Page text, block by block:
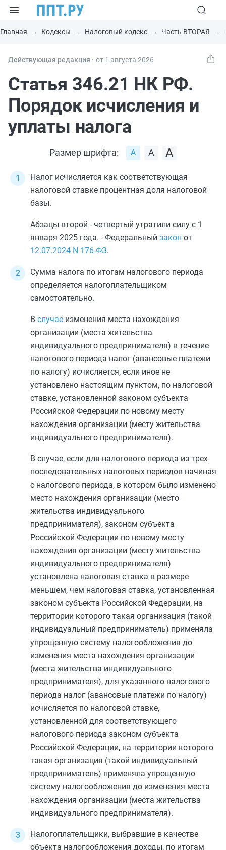
Главная Кодексы Налоговый кодекс Часть ВТОРАЯ
Действующая редакция ⸱ от 1 августа 2026
Статья 346.21 НК РФ.
Порядок исчисления и
уплаты налога
Размер шрифта:
Налог исчисляется как соответствующая
налоговой ставке процентная доля налоговой
базы.
Абзацы второй - четвертый утратили силу с 1
января 2025 года. - Федеральный закон от
12.07.2024 N 176-ФЗ.
Сумма налога по итогам налогового периода
определяется налогоплательщиком
самостоятельно.
В случае изменения места нахождения
организации (места жительства
индивидуального предпринимателя) в течение
налогового периода налог (авансовые платежи
по налогу) исчисляется, если иное не
установлено настоящим пунктом, по налоговой
ставке, установленной законом субъекта
Российской Федерации по новому месту
нахождения организации (месту жительства
индивидуального предпринимателя).
В случае, если для налогового периода из трех
последовательных налоговых периодов начиная
с налогового периода, в котором было изменено
место нахождения организации (место
жительства индивидуального
предпринимателя), законом субъекта
Российской Федерации по новому месту
нахождения организации (месту жительства
индивидуального предпринимателя)
установлена налоговая ставка в размере
меньшем, чем налоговая ставка, установленная
законом субъекта Российской Федерации, на
территории которого такая организация (такой
индивидуальный предприниматель) применяла
упрощенную систему налогообложения до
изменения места нахождения организации
(места жительства индивидуального
предпринимателя), для указанного налогового
периода налог (авансовые платежи по налогу)
исчисляется по налоговой ставке,
установленной для соответствующего
налогового периода законом субъекта
Российской Федерации, на территории которого
такая организация (такой индивидуальный
предприниматель) применяла упрощенную
систему налогообложения до изменения места
нахождения организации (места жительства
индивидуального предпринимателя).
Налогоплательщики, выбравшие в качестве
объекта налогообложения доходы, по итогам